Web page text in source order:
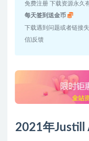
免费注册 下载资源永久
每天签到送金币
下载遇到问题或者链接失
信)反馈
2021年Justill